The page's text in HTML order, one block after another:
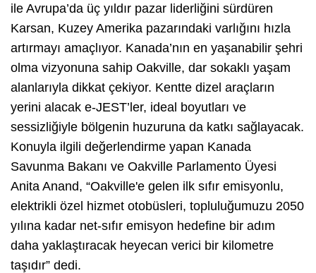
ile Avrupa’da üç yıldır pazar liderliğini sürdüren
Karsan, Kuzey Amerika pazarındaki varlığını hızla
artırmayı amaçlıyor. Kanada’nın en yaşanabilir şehri
olma vizyonuna sahip Oakville, dar sokaklı yaşam
alanlarıyla dikkat çekiyor. Kentte dizel araçların
yerini alacak e-JEST’ler, ideal boyutları ve
sessizliğiyle bölgenin huzuruna da katkı sağlayacak.
Konuyla ilgili değerlendirme yapan Kanada
Savunma Bakanı ve Oakville Parlamento Üyesi
Anita Anand, “Oakville'e gelen ilk sıfır emisyonlu,
elektrikli özel hizmet otobüsleri, topluluğumuzu 2050
yılına kadar net-sıfır emisyon hedefine bir adım
daha yaklaştıracak heyecan verici bir kilometre
taşıdır” dedi.